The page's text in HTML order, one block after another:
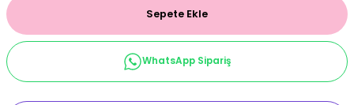
Sepete Ekle
WhatsApp Sipariş